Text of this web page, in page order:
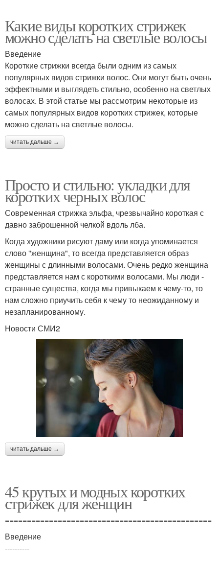
Какие виды коротких стрижек
можно сделать на светлые волосы
Введение
Короткие стрижки всегда были одним из самых
популярных видов стрижки волос. Они могут быть очень
эффектными и выглядеть стильно, особенно на светлых
волосах. В этой статье мы рассмотрим некоторые из
самых популярных видов коротких стрижек, которые
можно сделать на светлые волосы.
читать дальше →
Просто и стильно: укладки для
коротких черных волос
Современная стрижка эльфа, чрезвычайно короткая с
давно заброшенной челкой вдоль лба.
Когда художники рисуют даму или когда упоминается
слово "женщина", то всегда представляется образ
женщины с длинными волосами. Очень редко женщина
представляется нам с короткими волосами. Мы люди -
странные существа, когда мы привыкаем к чему-то, то
нам сложно приучить себя к чему то неожиданному и
незапланированному.
Новости СМИ2
читать дальше →
45 крутых и модных коротких
стрижек для женщин
===============================================
Введение
----------